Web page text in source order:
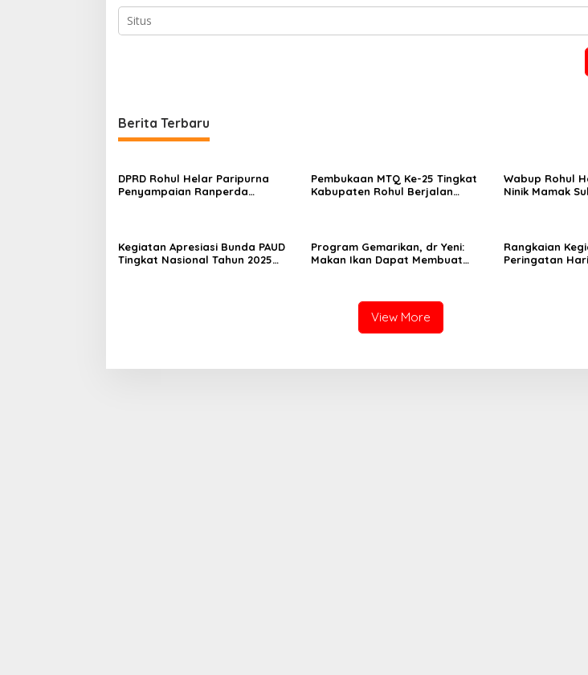
Berita Terbaru
DPRD Rohul Helar Paripurna
Penyampaian Ranperda
Pembukaan MTQ Ke-25 Tingkat
Kabupaten Rohul Berjalan
Wabup Rohul
Ninik Mamak
Kegiatan Apresiasi Bunda PAUD
Tingkat Nasional Tahun 2025
Program Gemarikan, dr Yeni:
Makan Ikan Dapat Membuat
Rangkaian
Peringatan
View More